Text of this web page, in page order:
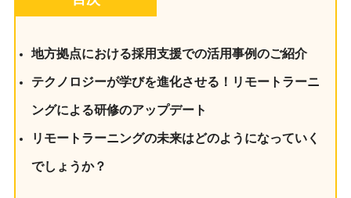
地方拠点における採用支援での活用事例のご紹介
テクノロジーが学びを進化させる！リモートラーニ
ングによる研修のアップデート
リモートラーニングの未来はどのようになっていく
でしょうか？